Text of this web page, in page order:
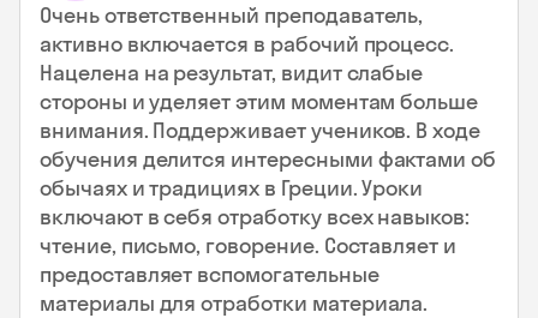
Очень ответственный преподаватель,
активно включается в рабочий процесс.
Нацелена на результат, видит слабые
стороны и уделяет этим моментам больше
внимания. Поддерживает учеников. В ходе
обучения делится интересными фактами об
обычаях и традициях в Греции. Уроки
включают в себя отработку всех навыков:
чтение, письмо, говорение. Составляет и
предоставляет вспомогательные
материалы для отработки материала.